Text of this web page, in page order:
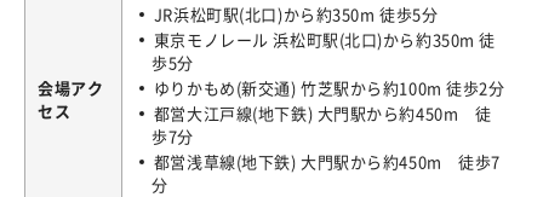
会場アク
セス
JR浜松町駅(北口)から約350m 徒歩5分
東京モノレール 浜松町駅(北口)から約350m 徒
歩5分
ゆりかもめ(新交通) 竹芝駅から約100m 徒歩2分
都営大江戸線(地下鉄) 大門駅から約450m 徒
歩7分
都営浅草線(地下鉄) 大門駅から約450m 徒歩7
分